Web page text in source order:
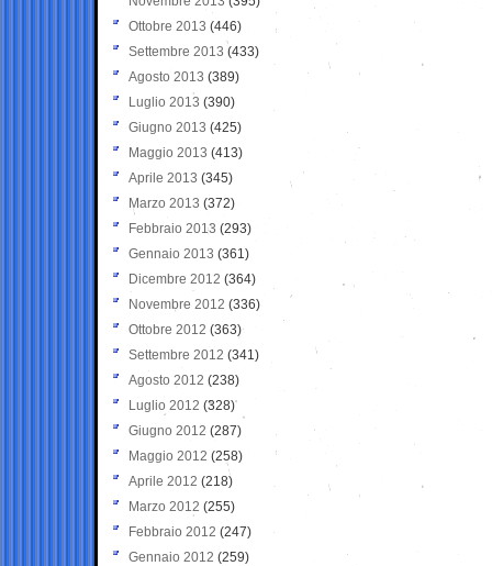
Ottobre 2013 (446)
Settembre 2013 (433)
Agosto 2013 (389)
Luglio 2013 (390)
Giugno 2013 (425)
Maggio 2013 (413)
Aprile 2013 (345)
Marzo 2013 (372)
Febbraio 2013 (293)
Gennaio 2013 (361)
Dicembre 2012 (364)
Novembre 2012 (336)
Ottobre 2012 (363)
Settembre 2012 (341)
Agosto 2012 (238)
Luglio 2012 (328)
Giugno 2012 (287)
Maggio 2012 (258)
Aprile 2012 (218)
Marzo 2012 (255)
Febbraio 2012 (247)
Gennaio 2012 (259)